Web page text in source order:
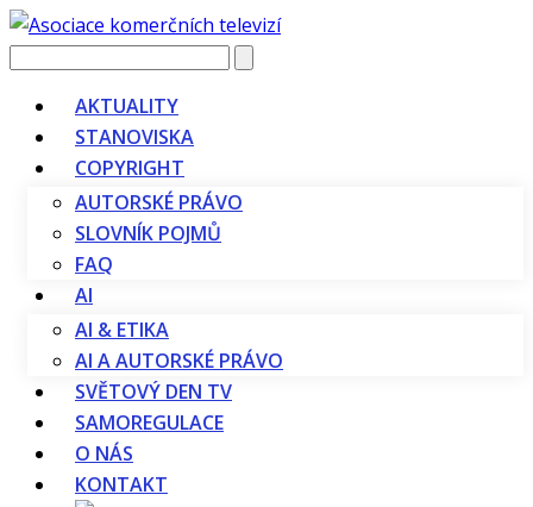
Vyhledávání
AKTUALITY
STANOVISKA
COPYRIGHT
AUTORSKÉ PRÁVO
SLOVNÍK POJMŮ
FAQ
AI
AI & ETIKA
AI A AUTORSKÉ PRÁVO
SVĚTOVÝ DEN TV
SAMOREGULACE
O NÁS
KONTAKT